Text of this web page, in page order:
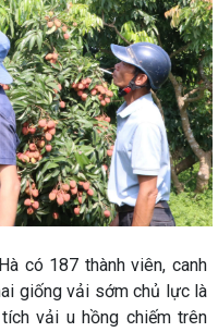
có 187 thành viên, canh
giống vải sớm chủ lực là
vải u hồng chiếm trên